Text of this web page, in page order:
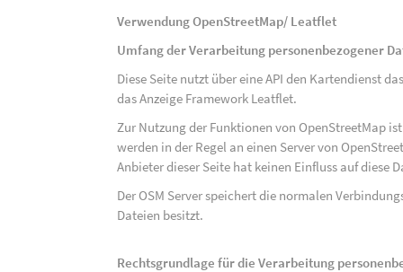
Verwendung OpenStreetMap/ Leatflet
Umfang der Verarbeitung personenbezogener
Diese Seite nutzt über eine API den Kartendienst
das Anzeige Framework Leatflet.
Zur Nutzung der Funktionen von OpenStreetMap
werden in der Regel an einen Server von
Anbieter dieser Seite hat keinen Einfluss auf diese
Der OSM Server speichert die normalen
Dateien besitzt.
Rechtsgrundlage für die Verarbeitung